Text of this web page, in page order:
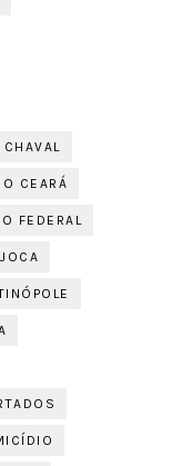
CHAVAL
CEARÁ
FEDERAL